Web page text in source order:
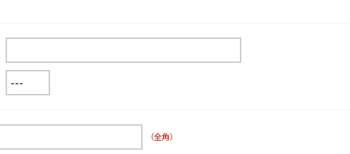
（全角）